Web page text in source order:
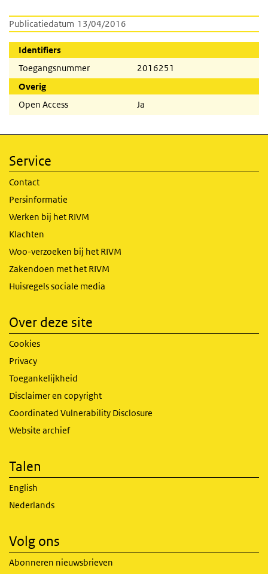
Publicatiedatum 13/04/2016
Identifiers
Toegangsnummer
2016251
Overig
Open Access
Ja
Service
Contact
Persinformatie
Werken bij het RIVM
Klachten
Woo-verzoeken bij het RIVM
Zakendoen met het RIVM
Huisregels sociale media
Over deze site
Cookies
Privacy
Toegankelijkheid
Disclaimer en copyright
Coordinated Vulnerability Disclosure
Website archief
Talen
English
Nederlands
Volg ons
Abonneren nieuwsbrieven